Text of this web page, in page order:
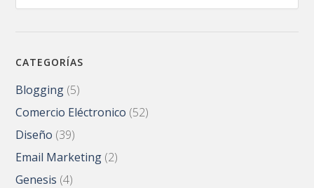
CATEGORÍAS
Blogging (5)
Comercio Eléctronico (52)
Diseño (39)
Email Marketing (2)
Genesis (4)